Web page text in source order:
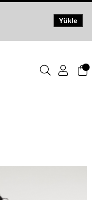
Yükle